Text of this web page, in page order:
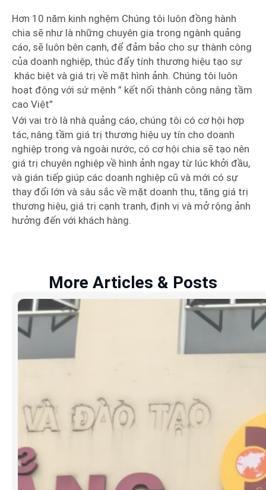
Hơn 10 năm kinh nghệm Chúng tôi luôn đồng hành
chia sẽ như là những chuyên gia trong ngành quảng
cáo, sẽ luôn bên cạnh, để đảm bảo cho sự thành công
của doanh nghiệp, thúc đẩy tính thương hiệu tạo sự
khác biệt và giá trị về mặt hình ảnh. Chúng tôi luôn
hoạt động với sứ mệnh ” kết nối thành công nâng tầm
cao Việt”
Với vai trò là nhà quảng cáo, chúng tôi có cơ hội hợp
tác, nâng tầm giá trị thương hiệu uy tín cho doanh
nghiệp trong và ngoài nước, có cơ hội chia sẽ tạo nên
giá trị chuyên nghiệp về hình ảnh ngay từ lúc khởi đầu,
và gián tiếp giúp các doanh nghiệp cũ và mới có sự
thay đổi lớn và sâu sắc về mặt doanh thu, tăng giá trị
thương hiệu, giá trị cạnh tranh, định vị và mở rộng ảnh
hưởng đến với khách hàng.
More Articles & Posts